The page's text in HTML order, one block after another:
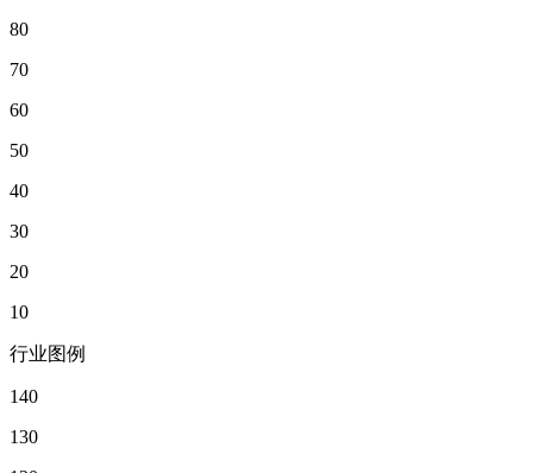
80
70
60
50
40
30
20
10
行业图例
140
130